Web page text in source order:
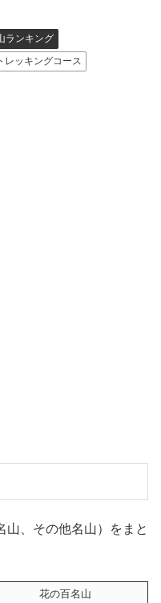
ランキング
レッキングコース
山、その他名山）をまと
花の百名山